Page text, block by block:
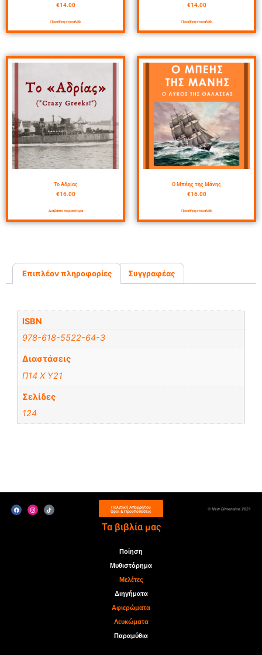
€14.00
Προσθήκη στο καλάθι
€14.00
Προσθήκη στο καλάθι
Το Αδρίας
€16.00
Διαβάστε περισσότερα
Ο Μπέης της Μάνης
€16.00
Προσθήκη στο καλάθι
Επιπλέον πληροφορίες Συγγραφέας
ISBN
978-618-5522-64-3
Διαστάσεις
Π14 X Υ21
Σελίδες
124
Πολιτική Απορρήτου
Όροι & Προϋποθέσεις
© New Dimension 2021
Τα βιβλία μας
Ποίηση
Μυθιστόρημα
Μελέτες
Διηγήματα
Αφιερώματα
Λευκώματα
Παραμύθια